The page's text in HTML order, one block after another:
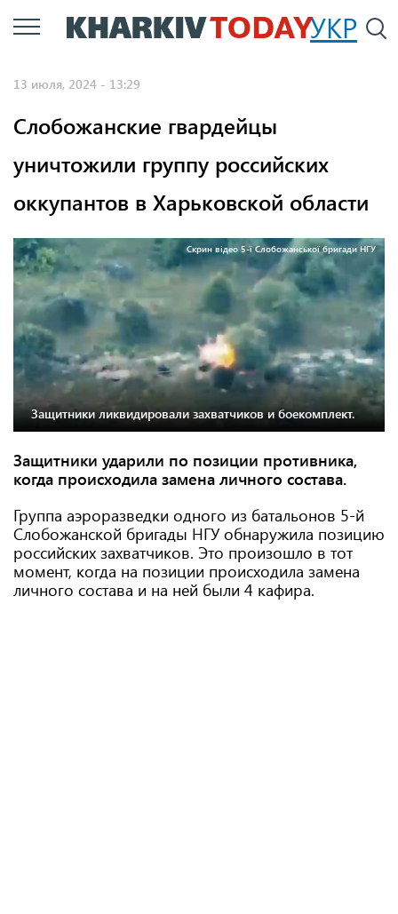
Перейти
к
УКР
13 июля, 2024 - 13:29
Слобожанские гвардейцы
уничтожили группу российских
оккупантов в Харьковской области
Скрин відео 5-ї Слобожанської бригади НГУ
Защитники ликвидировали захватчиков и боекомплект.
Защитники ударили по позиции противника,
когда происходила замена личного состава.
Группа аэроразведки одного из батальонов 5-й
Слобожанской бригады НГУ обнаружила позицию
российских захватчиков. Это произошло в тот
момент, когда на позиции происходила замена
личного состава и на ней были 4 кафира.